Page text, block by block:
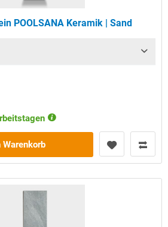
POOLSANA Keramik | Sand
Warenkorb